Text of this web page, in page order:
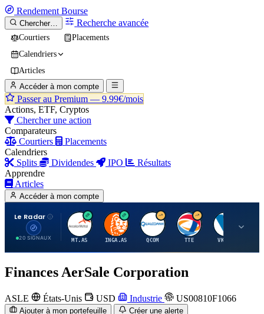
Rendement Bourse
Chercher… Recherche avancée
Courtiers
Placements
Calendriers
Articles
Accéder à mon compte
Passer au Premium — 9.99€/mois
Actions, ETF, Cryptos
Chercher une action
Comparateurs
Courtiers
Placements
Calendriers
Splits
Dividendes IPO
Résultats
Apprendre
Articles
Accéder à mon compte
Le Radar
20 SIGNAUX
A
MT.AS
I
INGA.AS
Q
QCOM
T
TTE VK.PA
Finances AerSale Corporation
ASLE États-Unis USD Industrie US00810F1066
Ajouter à mon portefeuille Créer une alerte